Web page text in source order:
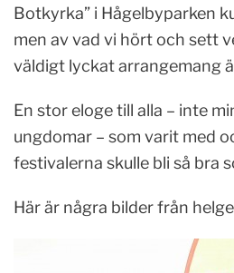
Botkyrka” i Hågelbyparken
men av vad vi hört och sett
väldigt lyckat arrangemang
En stor eloge till alla – inte
ungdomar – som varit med
festivalerna skulle bli så bra
Här är några bilder från